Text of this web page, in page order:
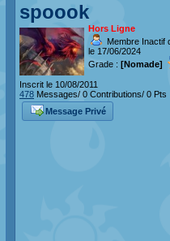
spoook
Hors Ligne
Membre Inactif
le 17/06/2024
Grade : [Nomade]
Inscrit le 10/08/2011
478 Messages/ 0 Contributions/ 0 Pts
Message Privé